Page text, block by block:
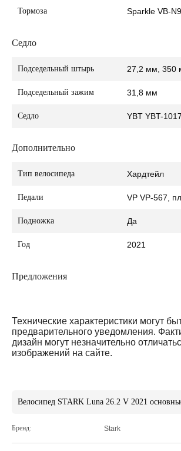
Тормоза Sparkle VB-
Седло
Подседельный штырь 27,2 мм, 350
Подседельный зажим 31,8 мм
Седло YBT YBT-1017
Дополнительно
Тип велосипеда Хардтейл
Педали VP VP-567,
Подножка Да
Год 2021
Предложения
Технические характеристики могут
предварительного уведомления.
дизайн могут незначительно
изображений на сайте.
Велосипед STARK Luna 26.2 V 2021
Бренд: Stark